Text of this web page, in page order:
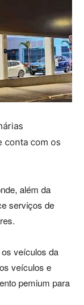
conta com os
além da
serviços de
veículos da
veículos e
pemium para